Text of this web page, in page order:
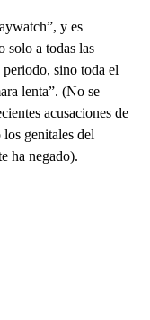
y es
solo a todas las
periodo, sino toda el
lenta”. (No se
acusaciones de
genitales del
ha negado).